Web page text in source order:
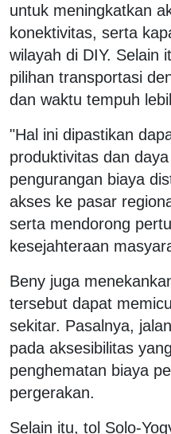
untuk meningkatkan
konektivitas, serta
wilayah di DIY. Selain
pilihan transportasi
dan waktu tempuh
"Hal ini dipastikan
produktivitas dan
pengurangan biaya
akses ke pasar
serta mendorong
kesejahteraan
Beny juga
tersebut dapat
sekitar. Pasalnya,
pada aksesibilitas
penghematan biaya
pergerakan.
Selain itu, tol Solo-